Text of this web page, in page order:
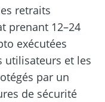
retraits
prenant 12–24
exécutées
utilisateurs et les
par un
de sécurité